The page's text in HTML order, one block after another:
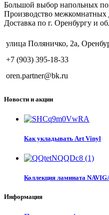
Большой выбор напольных
Производство
Доставка по г. Оренбургу и
улица Поляничко, 2а,
+7 (903) 395-18-33
oren.partner@bk.ru
Новости и акции
Как укладывать Art Vinyl
Коллекция ламината
Информация